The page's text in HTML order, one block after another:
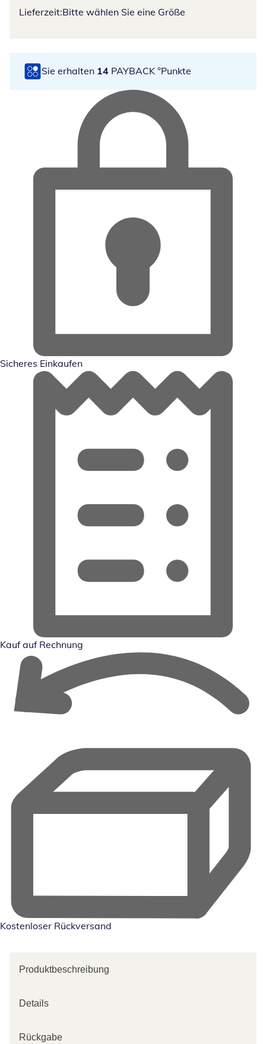
Lieferzeit:Bitte wählen Sie eine Größe
Sie erhalten 14 PAYBACK °Punkte
Sicheres Einkaufen
Kauf auf Rechnung
Kostenloser Rückversand
Produktbeschreibung
Details
Rückgabe